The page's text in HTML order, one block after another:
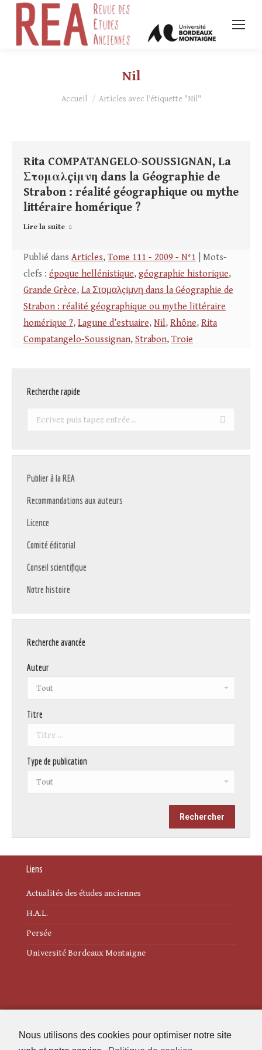
Nous utilisons des cookies pour optimiser notre site
Nil
Vous êtes ici :
Accueil Articles avec l’étiquette "Nil"
Rita COMPATANGELO-SOUSSIGNAN, La
Στομαλçiμνη dans la Géographie de
Strabon : réalité géographique ou mythe
littéraire homérique ?
Lire la suite
Publié dans Articles, Tome 111 - 2009 - N°1 | Mots-
clefs : époque hellénistique, géographie historique,
Grande Grèce, La Στομαλçiμνη dans la Géographie de
Strabon : réalité géographique ou mythe littéraire
homérique ?, Lagune d’estuaire, Nil, Rhône, Rita
Compatangelo-Soussignan, Strabon, Troie
Recherche rapide
Recherche
Publier à la REA
Recommandations aux auteurs
Licence
Comité éditorial
Conseil scientifique
Notre histoire
Recherche avancée
Auteur
Titre
Type de publication
Liens
Actualités des études anciennes
H.A.L.
Persée
Université Bordeaux Montaigne
Politique de cookies (UE)